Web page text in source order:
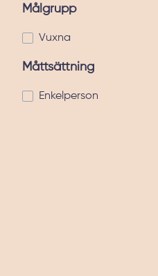
Målgrupp
Vuxna
Måttsättning
Enkelperson